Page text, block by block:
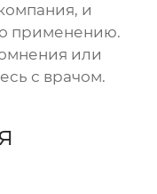
и
применению.
или
с врачом.